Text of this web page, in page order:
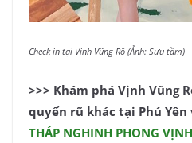
Check-in tại Vịnh Vũng Rô (Ảnh: Sưu tầm)
>>> Khám phá Vịnh Vũng
quyến rũ khác tại Phú
THÁP NGHINH PHONG